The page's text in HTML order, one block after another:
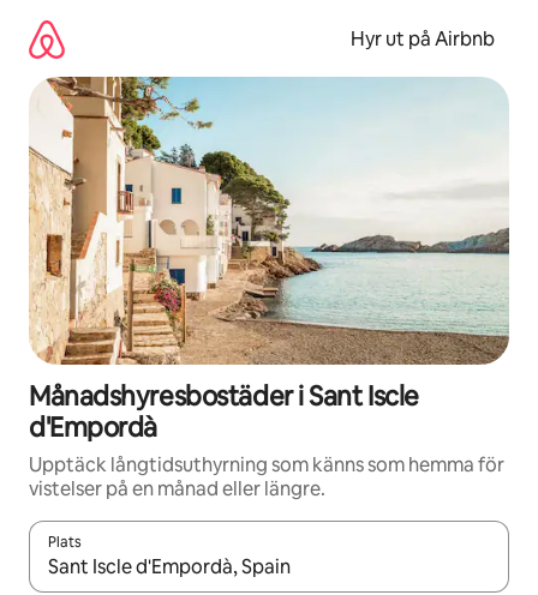
innehåll
Hyr ut på Airbnb
Månadshyresbostäder i Sant Iscle
d'Empordà
Upptäck långtidsuthyrning som känns som hemma för
vistelser på en månad eller längre.
Plats
När resultaten är tillgängliga kan du navigera med upp- och